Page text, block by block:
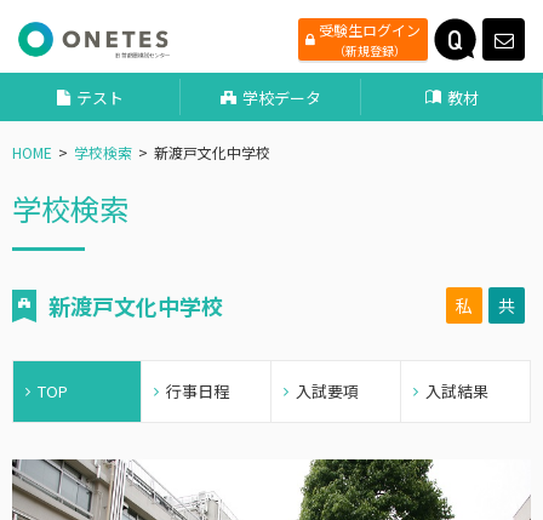
受験生ログイン
（新規登録）
テスト 学校データ 教材
HOME 学校検索 新渡戸文化中学校
学校検索
新渡戸文化中学校 私 共
TOP 行事日程 入試要項 入試結果